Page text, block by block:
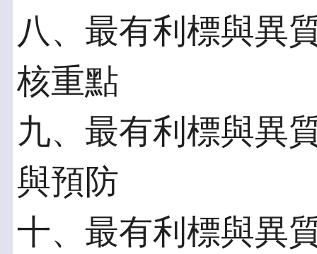
八、最有利標與異
核重點
九、最有利標與異
與預防
十、最有利標與異